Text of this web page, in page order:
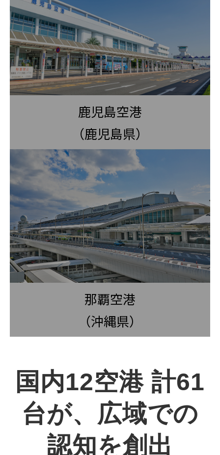
鹿児島空港
（鹿児島県）
那覇空港
（沖縄県）
国内12空港 計61
台が、広域での
認知を創出